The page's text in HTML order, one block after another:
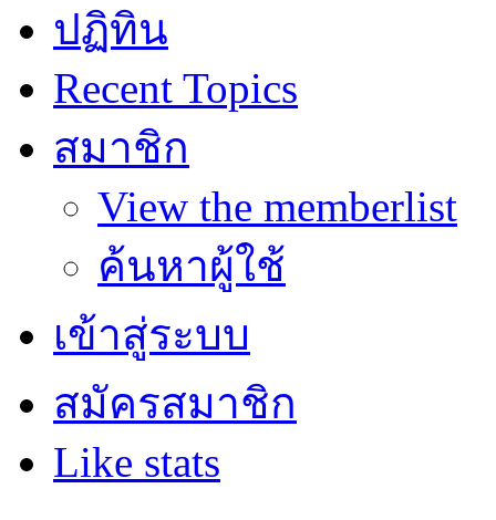
ปฏิทิน
Recent Topics
สมาชิก
View the memberlist
ค้นหาผู้ใช้
เข้าสู่ระบบ
สมัครสมาชิก
Like stats